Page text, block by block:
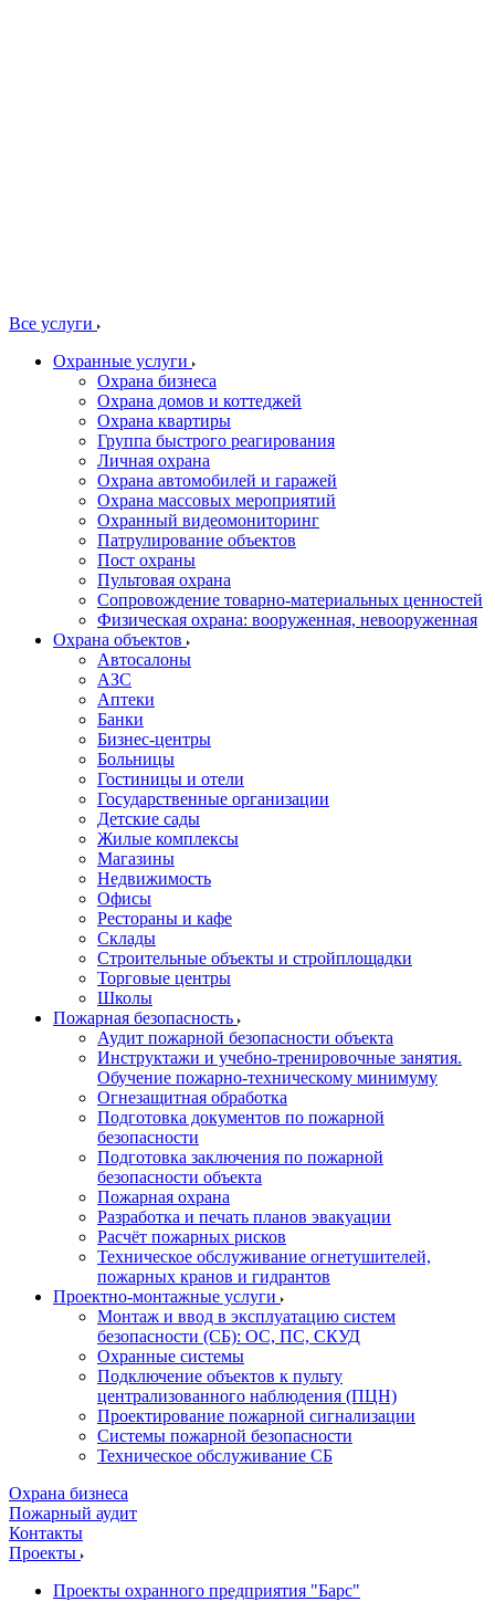
Все услуги
Охранные услуги
Охрана бизнеса
Охрана домов и коттеджей
Охрана квартиры
Группа быстрого реагирования
Личная охрана
Охрана автомобилей и гаражей
Охрана массовых мероприятий
Охранный видеомониторинг
Патрулирование объектов
Пост охраны
Пультовая охрана
Сопровождение товарно-материальных ценностей
Физическая охрана: вооруженная, невооруженная
Охрана объектов
Автосалоны
АЗС
Аптеки
Банки
Бизнес-центры
Больницы
Гостиницы и отели
Государственные организации
Детские сады
Жилые комплексы
Магазины
Недвижимость
Офисы
Рестораны и кафе
Склады
Строительные объекты и стройплощадки
Торговые центры
Школы
Пожарная безопасность
Аудит пожарной безопасности объекта
Инструктажи и учебно-тренировочные занятия.
Обучение пожарно-техническому минимуму
Огнезащитная обработка
Подготовка документов по пожарной
безопасности
Подготовка заключения по пожарной
безопасности объекта
Пожарная охрана
Разработка и печать планов эвакуации
Расчёт пожарных рисков
Техническое обслуживание огнетушителей,
пожарных кранов и гидрантов
Проектно-монтажные услуги
Монтаж и ввод в эксплуатацию систем
безопасности (СБ): ОС, ПС, СКУД
Охранные системы
Подключение объектов к пульту
централизованного наблюдения (ПЦН)
Проектирование пожарной сигнализации
Системы пожарной безопасности
Техническое обслуживание СБ
Охрана бизнеса
Пожарный аудит
Контакты
Проекты
Проекты охранного предприятия "Барс"